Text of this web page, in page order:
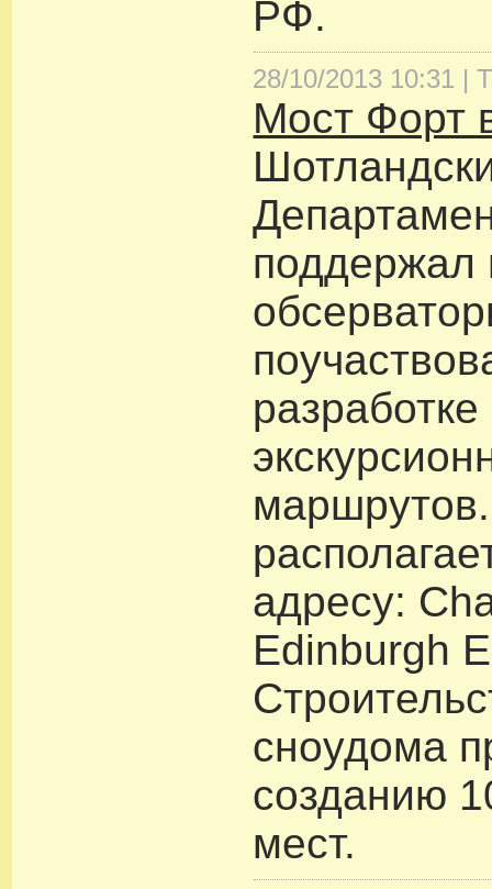
РФ.
28/10/2013 10:31 |
Мост Форт
поддержал
разработке
адресу:
Edinburgh
сноудома
созданию
мест.